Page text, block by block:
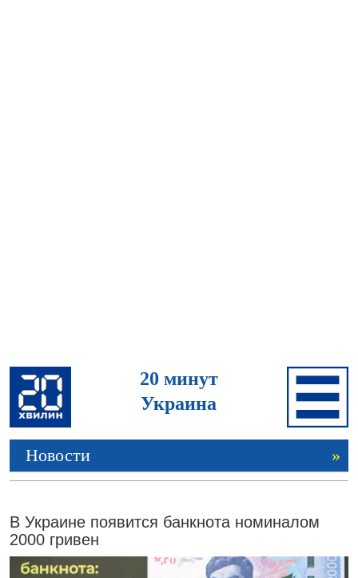
20 минут
Украина
Новости »
В Украине появится банкнота номиналом
2000 гривен